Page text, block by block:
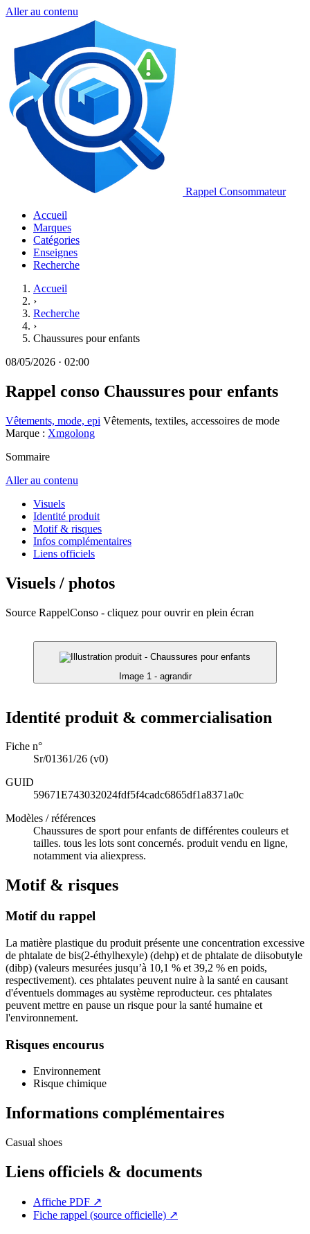
Aller au contenu
Rappel Consommateur
Accueil
Marques
Catégories
Enseignes
Recherche
Accueil
›
Recherche
›
Chaussures pour enfants
08/05/2026 · 02:00
Rappel conso Chaussures pour enfants
Vêtements, mode, epi Vêtements, textiles, accessoires de mode
Marque : Xmgolong
Sommaire
Aller au contenu
Visuels
Identité produit
Motif & risques
Infos complémentaires
Liens officiels
Visuels / photos
Source RappelConso - cliquez pour ouvrir en plein écran
Image 1 - agrandir
Identité produit & commercialisation
Fiche n°
Sr/01361/26 (v0)
GUID
59671E743032024fdf5f4cadc6865df1a8371a0c
Modèles / références
Chaussures de sport pour enfants de différentes couleurs et
tailles. tous les lots sont concernés. produit vendu en ligne,
notamment via aliexpress.
Motif & risques
Motif du rappel
La matière plastique du produit présente une concentration excessive
de phtalate de bis(2-éthylhexyle) (dehp) et de phtalate de diisobutyle
(dibp) (valeurs mesurées jusqu’à 10,1 % et 39,2 % en poids,
respectivement). ces phtalates peuvent nuire à la santé en causant
d'éventuels dommages au système reproducteur. ces phtalates
peuvent mettre en pause un risque pour la santé humaine et
l'environnement.
Risques encourus
Environnement
Risque chimique
Informations complémentaires
Casual shoes
Liens officiels & documents
Affiche PDF ↗
Fiche rappel (source officielle) ↗